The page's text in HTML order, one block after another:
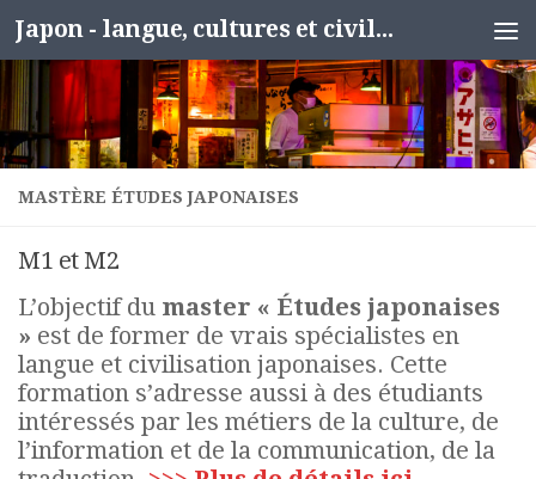
Skip to content Japon - langue, cultures et civilisation
MASTÈRE ÉTUDES JAPONAISES
M1 et M2
L’objectif du master « Études japonaises
» est de former de vrais spécialistes en
langue et civilisation japonaises. Cette
formation s’adresse aussi à des étudiants
intéressés par les métiers de la culture, de
l’information et de la communication, de la